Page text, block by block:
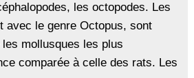
les octopodes. Les
avec le genre Octopus, sont
mollusques les plus
comparée à celle des rats. Les